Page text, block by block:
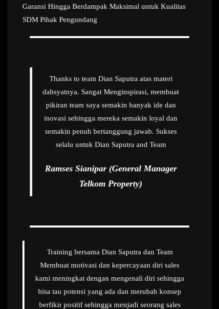
Garansi Hingga Berdampak Maksimal untuk Kualitas
SDM Pihak Pengundang
Thanks to team Dian Saputra atas materi
dahsyatnya. Sangat Menginspirasi, membuat
pikiran team saya semakin banyak ide dan
inovasi sehingga mereka semakin loyal dan
semakin penuh bertanggung jawab. Sukses
selalu untuk Dian Saputra and Team
Ramses Sianipar (General Manager
Telkom Property)
Training bersama Dian Saputra dan Team
Membuat motivasi dan kepercayaan diri sales
kami meningkat dengan mengenali diri sehingga
bisa tau potensi yang ada dan merubah konsep
berfikir positif sehingga menjadi seorang sales